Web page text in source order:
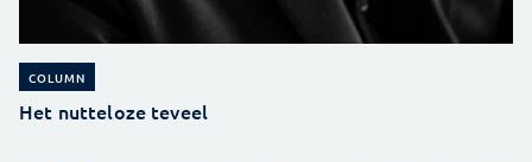
COLUMN
Het nutteloze teveel